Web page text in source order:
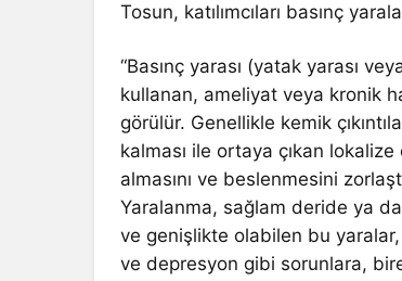
Tosun, katılımcıları basınç
“Basınç yarası (yatak yarası
kullanan, ameliyat veya kronik
görülür. Genellikle kemik
kalması ile ortaya çıkan lokalize
almasını ve beslenmesini
Yaralanma, sağlam deride ya
ve genişlikte olabilen bu
ve depresyon gibi sorunlara,